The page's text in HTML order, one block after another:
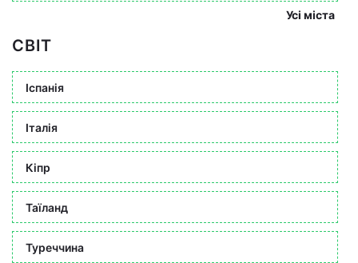
Усі міста
СВІТ
Іспанія
Італія
Кіпр
Таїланд
Туреччина